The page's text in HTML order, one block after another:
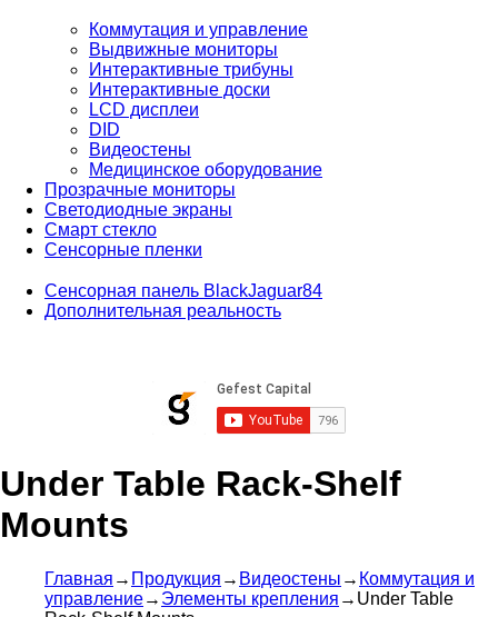
Коммутация и управление
Выдвижные мониторы
Интерактивные трибуны
Интерактивные доски
LCD дисплеи
DID
Видеостены
Медицинское оборудование
Прозрачные мониторы
Светодиодные экраны
Смарт стекло
Сенсорные пленки
Сенсорная панель BlackJaguar84
Дополнительная реальность
Under Table Rack-Shelf
Mounts
Главная → Продукция → Видеостены → Коммутация и
управление→ Элементы крепления → Under Table